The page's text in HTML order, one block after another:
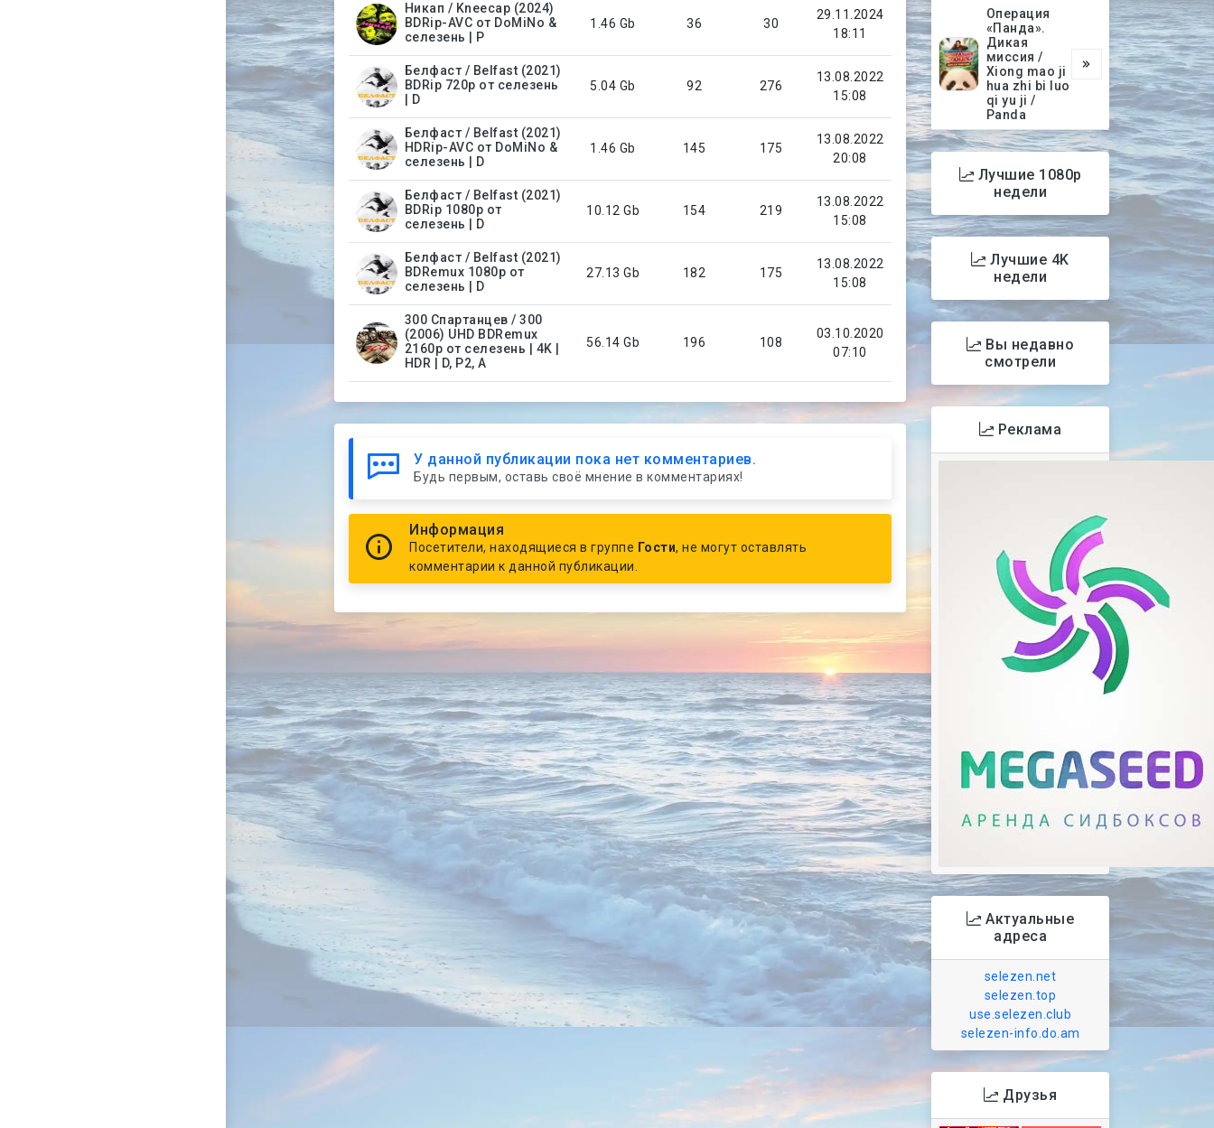
Никап / Kneecap (2024)
BDRip-AVC от DoMiNo &
селезень | P
1.46 Gb 36 30
29.11.2024
18:11
Белфаст / Belfast (2021)
BDRip 720p от селезень
| D
5.04 Gb 92 276
13.08.2022
15:08
Белфаст / Belfast (2021)
HDRip-AVC от DoMiNo &
селезень | D
1.46 Gb 145 175
13.08.2022
20:08
Белфаст / Belfast (2021)
BDRip 1080p от
селезень | D
10.12 Gb 154 219
13.08.2022
15:08
Белфаст / Belfast (2021)
BDRemux 1080p от
селезень | D
27.13 Gb 182 175
13.08.2022
15:08
300 Спартанцев / 300
(2006) UHD BDRemux
2160p от селезень | 4K |
HDR | D, P2, A
56.14 Gb 196 108
03.10.2020
07:10
У данной публикации пока нет комментариев.
Будь первым, оставь своё мнение в комментариях!
Информация
Посетители, находящиеся в группе Гости, не могут оставлять
комментарии к данной публикации.
Операция
«Панда».
Дикая
миссия /
Xiong mao ji
hua zhi bi luo
qi yu ji /
Panda
Лучшие 1080p
недели
Лучшие 4K
недели
Вы недавно
смотрели
Реклама
Актуальные
адреса
selezen.net
selezen.top
use.selezen.club
selezen-info.do.am
Друзья